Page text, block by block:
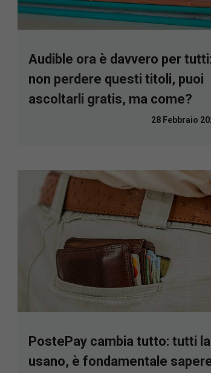
Audible ora è davvero per tutti:
non perdere questi titoli, puoi
ascoltarli gratis, ma come?
28 Febbraio
PostePay cambia tutto: tutti la
usano, è fondamentale